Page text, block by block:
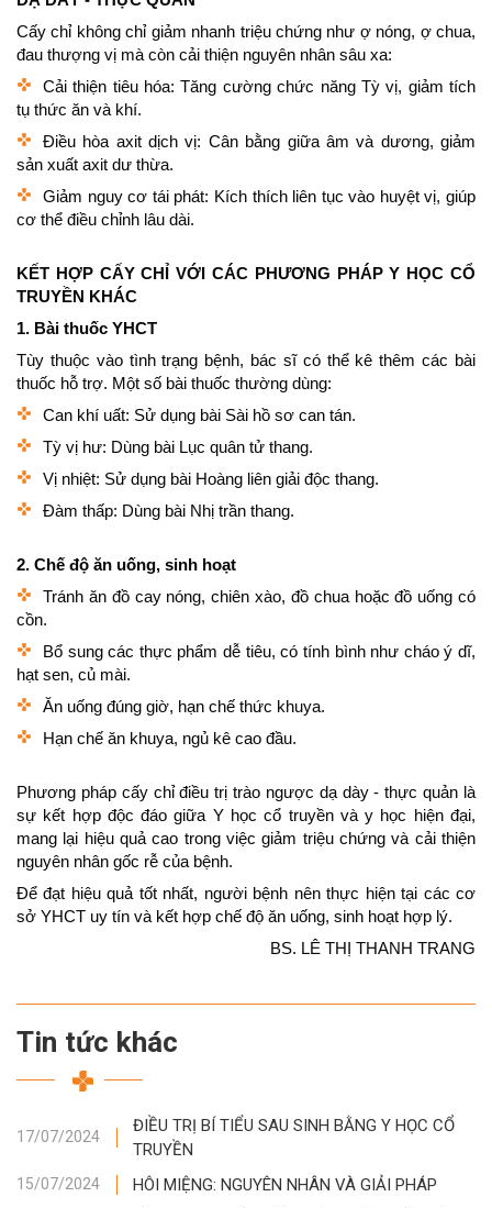
Cấy chỉ không chỉ giảm nhanh triệu chứng như ợ nóng, ợ chua,
đau thượng vị mà còn cải thiện nguyên nhân sâu xa:
Cải thiện tiêu hóa: Tăng cường chức năng Tỳ vị, giảm tích
tụ thức ăn và khí.
Điều hòa axit dịch vị: Cân bằng giữa âm và dương, giảm
sản xuất axit dư thừa.
Giảm nguy cơ tái phát: Kích thích liên tục vào huyệt vị, giúp
cơ thể điều chỉnh lâu dài.
KẾT HỢP CẤY CHỈ VỚI CÁC PHƯƠNG PHÁP Y HỌC CỔ
TRUYỀN KHÁC
1. Bài thuốc YHCT
Tùy thuộc vào tình trạng bệnh, bác sĩ có thể kê thêm các bài
thuốc hỗ trợ. Một số bài thuốc thường dùng:
Can khí uất: Sử dụng bài Sài hồ sơ can tán.
Tỳ vị hư: Dùng bài Lục quân tử thang.
Vị nhiệt: Sử dụng bài Hoàng liên giải độc thang.
Đàm thấp: Dùng bài Nhị trần thang.
2. Chế độ ăn uống, sinh hoạt
Tránh ăn đồ cay nóng, chiên xào, đồ chua hoặc đồ uống có
cồn.
Bổ sung các thực phẩm dễ tiêu, có tính bình như cháo ý dĩ,
hạt sen, củ mài.
Ăn uống đúng giờ, hạn chế thức khuya.
Hạn chế ăn khuya, ngủ kê cao đầu.
Phương pháp cấy chỉ điều trị trào ngược dạ dày - thực quản là
sự kết hợp độc đáo giữa Y học cổ truyền và y học hiện đại,
mang lại hiệu quả cao trong việc giảm triệu chứng và cải thiện
nguyên nhân gốc rễ của bệnh.
Để đạt hiệu quả tốt nhất, người bệnh nên thực hiện tại các cơ
sở YHCT uy tín và kết hợp chế độ ăn uống, sinh hoạt hợp lý.
BS. LÊ THỊ THANH TRANG
Tin tức khác
17/07/2024
ĐIỀU TRỊ BÍ TIỂU SAU SINH BẰNG Y HỌC CỔ
TRUYỀN
15/07/2024 HÔI MIỆNG: NGUYÊN NHÂN VÀ GIẢI PHÁP